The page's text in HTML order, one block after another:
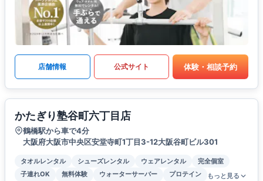
店舗情報 公式サイト 体験・相談予約
かたぎり塾谷町六丁目店
鶴橋駅から車で4分
大阪府大阪市中央区安堂寺町1丁目3-12大阪谷町ビル301
タオルレンタル シューズレンタル ウェアレンタル
完全個室
子連れOK
無料体験 ウォーターサーバー プロテイン もっと見る